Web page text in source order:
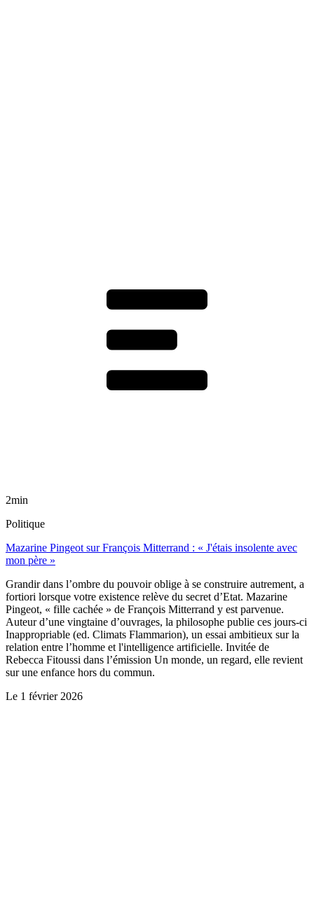
2min
Politique
Mazarine Pingeot sur François Mitterrand : « J'étais insolente avec
mon père »
Grandir dans l’ombre du pouvoir oblige à se construire autrement, a
fortiori lorsque votre existence relève du secret d’Etat. Mazarine
Pingeot, « fille cachée » de François Mitterrand y est parvenue.
Auteur d’une vingtaine d’ouvrages, la philosophe publie ces jours-ci
Inappropriable (ed. Climats Flammarion), un essai ambitieux sur la
relation entre l’homme et l'intelligence artificielle. Invitée de
Rebecca Fitoussi dans l’émission Un monde, un regard, elle revient
sur une enfance hors du commun.
Le 1 février 2026